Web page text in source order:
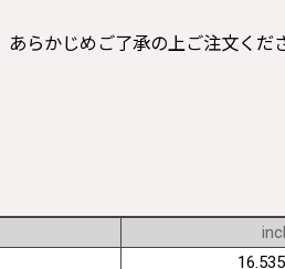
らかじめご了承の上ご注文くだ